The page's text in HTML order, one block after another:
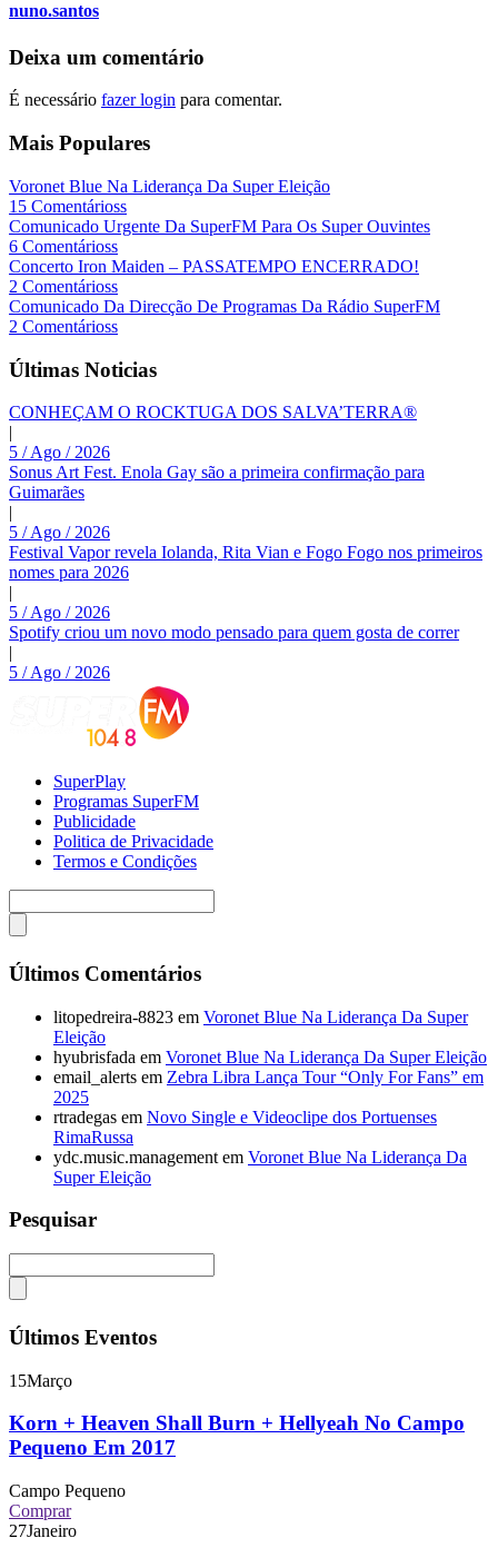
nuno.santos
Deixa um comentário
É necessário fazer login para comentar.
Mais Populares
Voronet Blue Na Liderança Da Super Eleição
15 Comentárioss
Comunicado Urgente Da SuperFM Para Os Super Ouvintes
6 Comentárioss
Concerto Iron Maiden – PASSATEMPO ENCERRADO!
2 Comentárioss
Comunicado Da Direcção De Programas Da Rádio SuperFM
2 Comentárioss
Últimas Noticias
CONHEÇAM O ROCKTUGA DOS SALVA’TERRA®
|
5 / Ago / 2026
Sonus Art Fest. Enola Gay são a primeira confirmação para
Guimarães
|
5 / Ago / 2026
Festival Vapor revela Iolanda, Rita Vian e Fogo Fogo nos primeiros
nomes para 2026
|
5 / Ago / 2026
Spotify criou um novo modo pensado para quem gosta de correr
|
5 / Ago / 2026
SuperPlay
Programas SuperFM
Publicidade
Politica de Privacidade
Termos e Condições
Últimos Comentários
litopedreira-8823 em Voronet Blue Na Liderança Da Super
Eleição
hyubrisfada em Voronet Blue Na Liderança Da Super Eleição
email_alerts em Zebra Libra Lança Tour “Only For Fans” em
2025
rtradegas em Novo Single e Videoclipe dos Portuenses
RimaRussa
ydc.music.management em Voronet Blue Na Liderança Da
Super Eleição
Pesquisar
Últimos Eventos
15Março
Korn + Heaven Shall Burn + Hellyeah No Campo
Pequeno Em 2017
Campo Pequeno
Comprar
27Janeiro